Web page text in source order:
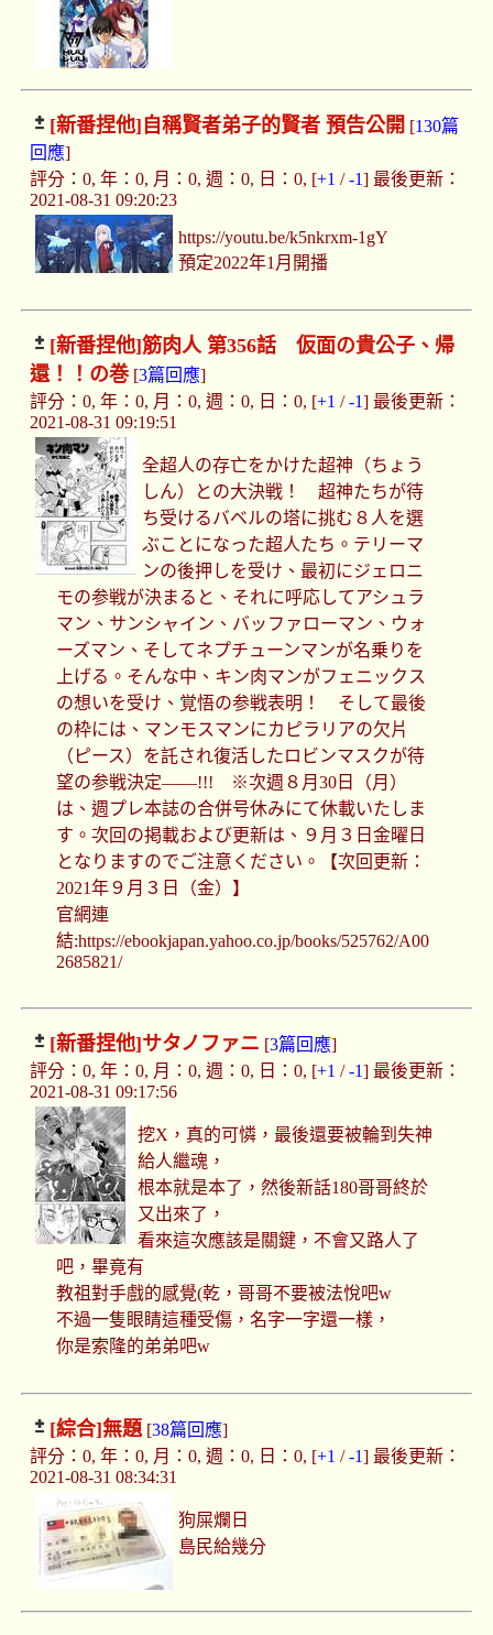
[新番捏他] 自稱賢者弟子的賢者 預告公開 [130篇
回應]
評分：0, 年：0, 月：0, 週：0, 日：0, [+1 /-1] 最後更新：
2021-08-31 09:20:23
https://youtu.be/k5nkrxm-1gY
預定2022年1月開播
[新番捏他]筋肉人 第356話 仮面の貴公子、帰
還！！の巻[3篇回應]
評分：0, 年：0, 月：0, 週：0, 日：0, [+1 /-1] 最後更新：
2021-08-31 09:19:51
全超人の存亡をかけた超神（ちょう
しん）との大決戦！ 超神たちが待
ち受けるバベルの塔に挑む８人を選
ぶことになった超人たち。テリーマ
ンの後押しを受け、最初にジェロニ
モの参戦が決まると、それに呼応してアシュラ
マン、サンシャイン、バッファローマン、ウォ
ーズマン、そしてネプチューンマンが名乗りを
上げる。そんな中、キン肉マンがフェニックス
の想いを受け、覚悟の参戦表明！ そして最後
の枠には、マンモスマンにカピラリアの欠片
（ピース）を託され復活したロビンマスクが待
望の参戦決定――!!! ※次週８月30日（月）
は、週プレ本誌の合併号休みにて休載いたしま
す。次回の掲載および更新は、９月３日金曜日
となりますのでご注意ください。【次回更新：
2021年９月３日（金）】
官網連
結:https://ebookjapan.yahoo.co.jp/books/525762/A00
2685821/
[新番捏他]サタノファニ [3篇回應]
評分：0, 年：0, 月：0, 週：0, 日：0, [+1 /-1] 最後更新：
2021-08-31 09:17:56
挖X，真的可憐，最後還要被輪到失神
給人繼魂，
根本就是本了，然後新話180哥哥終於
又出來了，
看來這次應該是關鍵，不會又路人了
吧，畢竟有
教祖對手戲的感覺(乾，哥哥不要被法悅吧w
不過一隻眼睛這種受傷，名字一字還一樣，
你是索隆的弟弟吧w
[綜合]無題[38篇回應]
評分：0, 年：0, 月：0, 週：0, 日：0, [+1 /-1] 最後更新：
2021-08-31 08:34:31
狗屎爛日
島民給幾分